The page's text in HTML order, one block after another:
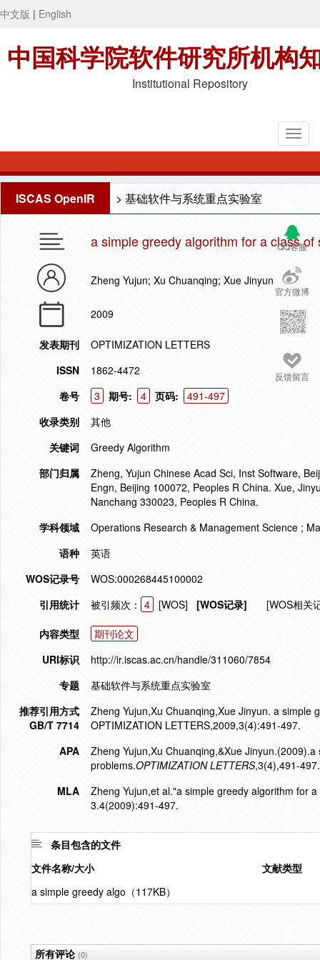
中文版 | English
中国科学院软件研究所机构
Institutional Repository
ISCAS OpenIR > 基础软件与系统重点实验室
QQ客服
官方微博
反馈留言
a simple greedy algorithm for a class
Zheng Yujun; Xu Chuanqing; Xue Jinyun
2009
发表期刊
OPTIMIZATION LETTERS
ISSN
1862-4472
卷号
3 期号: 4 页码:
491-497
收录类别
其他
关键词
Greedy Algorithm
部门归属
Zheng, Yujun Chinese Acad Sci, Inst Software,
Engn, Beijing 100072, Peoples R China. Xue,
Nanchang 330023, Peoples R China.
学科领域
Operations Research & Management Science ;
语种
英语
WOS记录号
WOS:000268445100002
引用统计
被引频次： 4 [WOS] [WOS记录] [WOS相关
内容类型
期刊论文
URI标识
http://ir.iscas.ac.cn/handle/311060/7854
专题
基础软件与系统重点实验室
推荐引用方式
GB/T 7714
Zheng Yujun,Xu Chuanqing,Xue Jinyun. a
OPTIMIZATION LETTERS,2009,3(4):491-497.
APA
Zheng Yujun,Xu Chuanqing,&Xue
problems.OPTIMIZATION LETTERS,3(4),491-497.
MLA
Zheng Yujun,et al."a simple greedy algorithm for
3.4(2009):491-497.
条目包含的文件
文件名称/大小
文献类型
a simple greedy algo（117KB）
所有评论(0)